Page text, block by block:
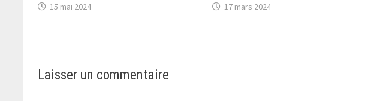
15 mai 2024 17 mars 2024
Laisser un commentaire